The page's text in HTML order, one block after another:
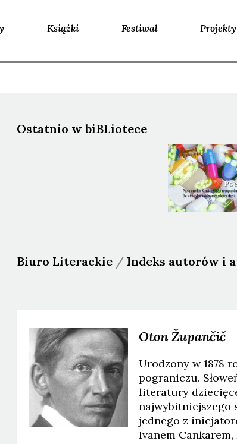
Książki Festiwal Projekty
Ostatnio w biBLiotece
Biuro Literackie / Indeks autorów i
OtonŽupančič
Urodzony w 1878
pograniczu.
literatury
najwybitniejszego
jednego z
Ivanem